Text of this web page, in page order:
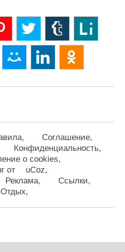
Соглашение
Конфиденциальность
о cookies
от
uCoz
Реклама
Ссылки
Отдых